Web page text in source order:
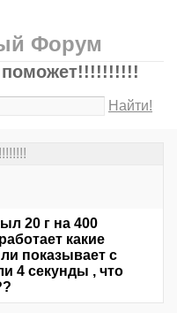
Форум
поможет!!!!!!!!!!
Найти!
20 г на 400
какие
показывает с
4 секунды , что